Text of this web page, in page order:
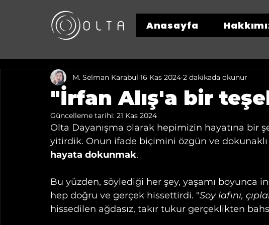
Anasayfa
"İrfan Alış'a bir
M. Selman Karabul 16 Kas 2024 2 dakikada okunur
Güncelleme tarihi: 21 Kas 2024
Olta Dayanışma olarak hepimizin hayatına bir
yitirdik. Onun ifade biçimini özgün ve
hayata dokunmak.
Bu yüzden, söylediği her şey, yaşamı boyunca
hep doğru ve gerçek hissettirdi. "Soy lafını,
hissedilen ağdasız, takır tukur gerçeklikten